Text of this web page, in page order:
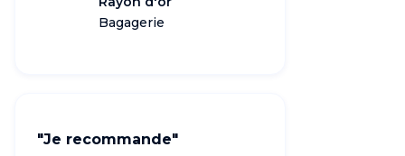
Bagagerie
"Je recommande"